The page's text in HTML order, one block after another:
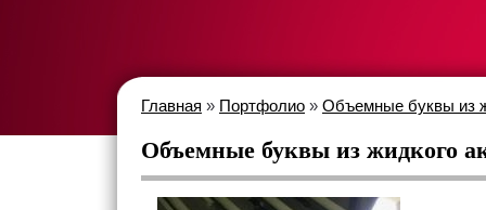
Главная » Портфолио » Объемные буквы из
Объемные буквы из жидкого